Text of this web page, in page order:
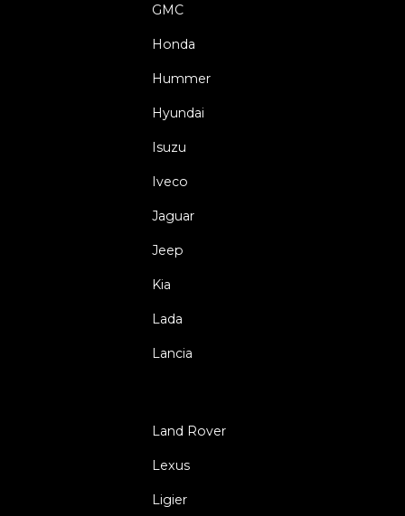
GMC
Honda
Hummer
Hyundai
Isuzu
Iveco
Jaguar
Jeep
Kia
Lada
Lancia
Land Rover
Lexus
Ligier